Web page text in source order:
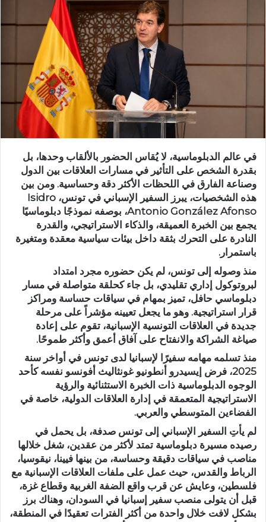
في عالم الدبلوماسية، لا يُقاس الحضور بالألقاب وحدها، بل
بقدرة الشخص على التأثير في مسارات العلاقات بين الدول
وصناعة الفارق في اللحظات الأكثر دقة وحساسية. ومن بين
هذه الشخصيات، يبرز السفير الإسباني في تونس، Isidro
Antonio González Afonso، بوصفه نموذجًا دبلوماسيًا
يجمع بين الخبرة العميقة، والذكاء الاستراتيجي، والقدرة
النادرة على التحرك بثقة داخل بيئات سياسية معقدة ومتغيرة
باستمرار.
منذ وصوله إلى تونس، لم يكن حضوره مجرد امتداد
لبروتوكول إداري تقليدي، بل جاء كحلقة متواصلة في مسار
دبلوماسي حافل، تميز بمهام في سياقات حساسة ومراكز
قرار استراتيجية. وهو ما يجعل تعيينه مؤشراً على مرحلة
جديدة في العلاقات التونسية الإسبانية، تقوم على إعادة
صياغة الشراكة والانفتاح على آفاق أعمق وأكثر طموحًا.
منذ تسلمه مهامه سفيرًا لإسبانيا لدى تونس في أواخر سنة
2025، فرض إيسيدرو أنطونيو غونثاليث أفونسو نفسه كأحد
الوجوه الدبلوماسية ذات الخبرة الاستثنائية والرؤية
الاستراتيجية المتعمقة في إدارة العلاقات الدولية، خاصة في
الفضاءين المتوسطي والعربي.
لم يأتِ السفير الإسباني إلى تونس صدفة، بل يحمل في
رصيده مسيرة دبلوماسية تمتد لأكثر من عقدين، شغل خلالها
مناصب في سياقات دقيقة وحساسة، من بينها فيينا، نيقوسيا،
الرباط والقدس، حيث عمل على ملفات العلاقات الإسبانية مع
فلسطين، وعايش عن قرب واقع الضفة الغربية وقطاع غزة،
قبل أن يتولى منصب سفير إسبانيا في السودان، وهناك برز
بشكل لافت خلال واحدة من أكثر الفترات تعقيدًا في المنطقة،